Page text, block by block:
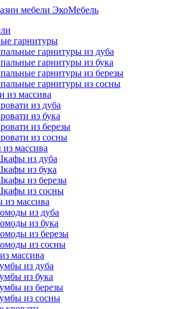
гарнитуры
гарнитуры из дуба
гарнитуры из бука
гарнитуры из березы
гарнитуры из сосны
из массива
из дуба
из бука
из березы
из сосны
массива
из дуба
из бука
из березы
из сосны
массива
из дуба
из бука
из березы
из сосны
массива
из дуба
из бука
из березы
из сосны